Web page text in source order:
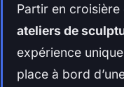
Partir en
ateliers de
expérience
place à bord